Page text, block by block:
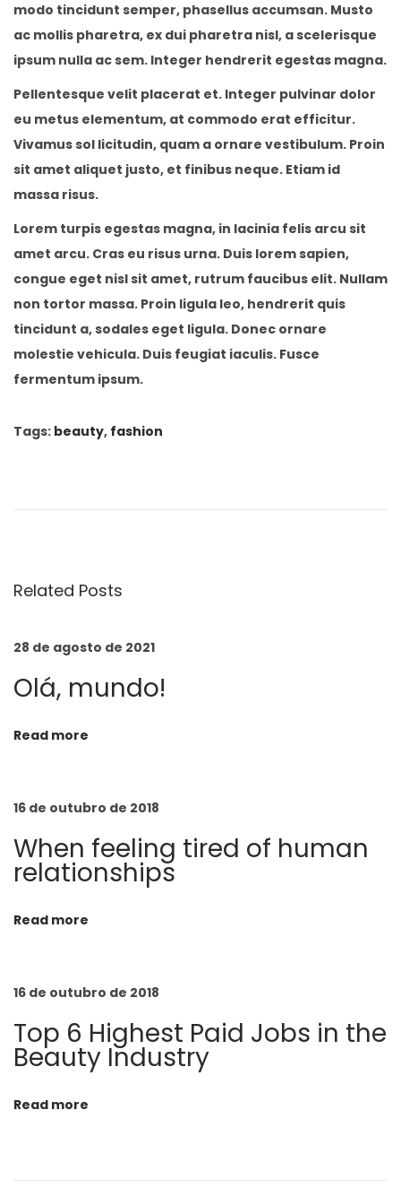
modo tincidunt semper, phasellus accumsan. Musto
ac mollis pharetra, ex dui pharetra nisl, a scelerisque
ipsum nulla ac sem. Integer hendrerit egestas magna.
Pellentesque velit placerat et. Integer pulvinar dolor
eu metus elementum, at commodo erat efficitur.
Vivamus sol licitudin, quam a ornare vestibulum. Proin
sit amet aliquet justo, et finibus neque. Etiam id
massa risus.
Lorem turpis egestas magna, in lacinia felis arcu sit
amet arcu. Cras eu risus urna. Duis lorem sapien,
congue eget nisl sit amet, rutrum faucibus elit. Nullam
non tortor massa. Proin ligula leo, hendrerit quis
tincidunt a, sodales eget ligula. Donec ornare
molestie vehicula. Duis feugiat iaculis. Fusce
fermentum ipsum.
Tags: beauty, fashion
v
o
r
F
r
g
a
s
w
h
Related Posts
28 de agosto de 2021
Olá, mundo!
Read more
16 de outubro de 2018
When feeling tired of human
relationships
Read more
16 de outubro de 2018
Top 6 Highest Paid Jobs in the
Beauty Industry
Read more